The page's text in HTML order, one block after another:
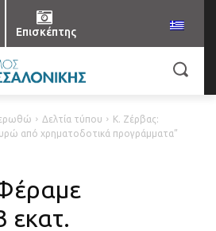
Επισκέπτης
Δελτία τύπου
Κ. Ζέρβας:
από χρηματοδοτικά προγράμματα”
εκατ.